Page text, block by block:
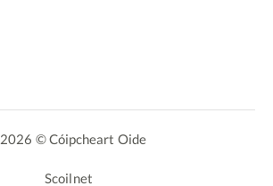
2026 © Cóipcheart Oide
Scoilnet